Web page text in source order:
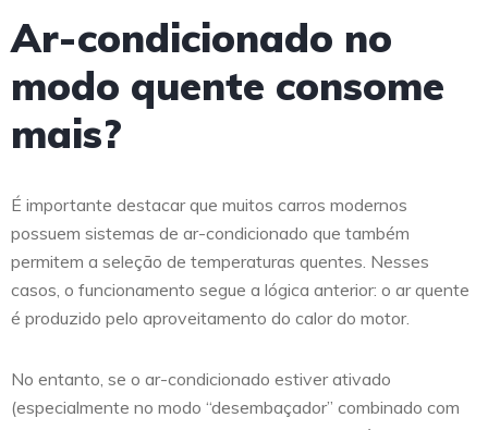
Ar-condicionado no
modo quente consome
mais?
É importante destacar que muitos carros modernos
possuem sistemas de ar-condicionado que também
permitem a seleção de temperaturas quentes. Nesses
casos, o funcionamento segue a lógica anterior: o ar quente
é produzido pelo aproveitamento do calor do motor.
No entanto, se o ar-condicionado estiver ativado
(especialmente no modo “desembaçador” combinado com